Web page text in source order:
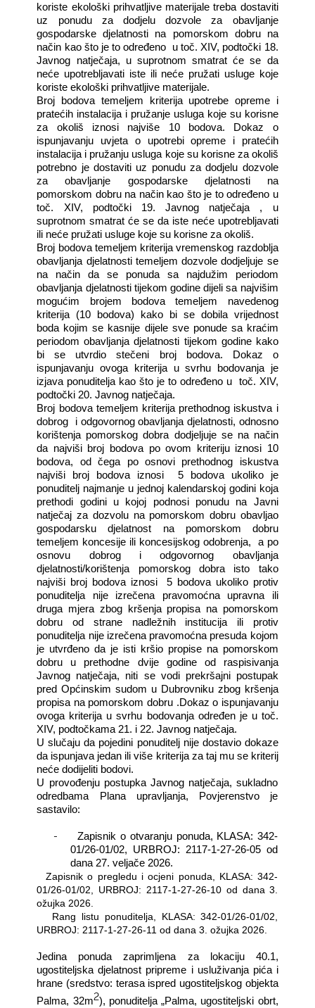
koriste ekološki prihvatljive materijale treba dostaviti
uz ponudu za dodjelu dozvole za obavljanje
gospodarske djelatnosti na pomorskom dobru na
način kao što je to određeno
u toč. XIV, podtočki 18.
Javnog natječaja, u suprotnom smatrat će se da
neće upotrebljavati iste ili neće pružati usluge koje
koriste ekološki prihvatljive materijale.
Broj bodova temeljem kriterija upotrebe opreme i
pratećih instalacija i pružanje usluga koje su korisne
za okoliš iznosi najviše 10 bodova. Dokaz o
ispunjavanju uvjeta o upotrebi opreme i pratećih
instalacija i pružanju usluga koje su korisne za okoliš
potrebno je dostaviti uz ponudu za dodjelu dozvole
za obavljanje gospodarske djelatnosti na
pomorskom dobru na način kao što je to određeno u
toč. XIV, podtočki 19. Javnog natječaja , u
suprotnom smatrat će se da iste neće upotrebljavati
ili neće pružati usluge koje su korisne za okoliš.
Broj bodova temeljem kriterija vremenskog razdoblja
obavljanja djelatnosti temeljem dozvole dodjeljuje se
na način da se ponuda sa najdužim periodom
obavljanja djelatnosti tijekom godine dijeli sa najvišim
mogućim brojem bodova temeljem navedenog
kriterija (10 bodova) kako bi se dobila vrijednost
boda kojim se kasnije dijele sve ponude sa kraćim
periodom obavljanja djelatnosti tijekom godine kako
bi se utvrdio stečeni broj bodova. Dokaz o
ispunjavanju ovoga kriterija u svrhu bodovanja je
izjava ponuditelja kao što je to određeno u
toč. XIV,
podtočki 20. Javnog natječaja.
Broj bodova temeljem kriterija prethodnog iskustva i
dobrog
i odgovornog obavljanja djelatnosti, odnosno
korištenja pomorskog dobra dodjeljuje se na način
da najviši broj bodova po ovom kriteriju iznosi 10
bodova, od čega po osnovi prethodnog iskustva
najviši broj bodova iznosi
5 bodova ukoliko je
ponuditelj najmanje u jednoj kalendarskoj godini koja
prethodi godini u kojoj podnosi ponudu na Javni
natječaj za dozvolu na pomorskom dobru obavljao
gospodarsku djelatnost na pomorskom dobru
temeljem koncesije ili koncesijskog odobrenja,
a po
osnovu dobrog i odgovornog obavljanja
djelatnosti/korištenja pomorskog dobra isto tako
najviši broj bodova iznosi
5 bodova ukoliko protiv
ponuditelja nije izrečena pravomoćna upravna ili
druga mjera zbog kršenja propisa na pomorskom
dobru od strane nadležnih institucija ili protiv
ponuditelja nije izrečena pravomoćna presuda kojom
je utvrđeno da je isti kršio propise na pomorskom
dobru u prethodne dvije godine od raspisivanja
Javnog natječaja, niti se vodi prekršajni postupak
pred Općinskim sudom u Dubrovniku zbog kršenja
propisa na pomorskom dobru .Dokaz o ispunjavanju
ovoga kriterija u svrhu bodovanja određen je u toč.
XIV, podtočkama 21. i 22. Javnog natječaja.
U slučaju da pojedini ponuditelj nije dostavio dokaze
da ispunjava jedan ili više kriterija za taj mu se kriterij
neće dodijeliti bodovi.
U provođenju postupka Javnog natječaja, sukladno
odredbama Plana upravljanja, Povjerenstvo je
sastavilo:
-
Zapisnik o otvaranju ponuda, KLASA: 342-
01/26-01/02, URBROJ: 2117-1-27-26-05 od
dana 27. veljače 2026.
Zapisnik o pregledu i ocjeni ponuda, KLASA: 342-
01/26-01/02, URBROJ: 2117-1-27-26-10 od dana 3.
ožujka 2026.
Rang listu ponuditelja, KLASA: 342-01/26-01/02,
URBROJ: 2117-1-27-26-11 od dana 3. ožujka 2026.
Jedina ponuda zaprimljena za lokaciju 40.1,
ugostiteljska djelatnost pripreme i usluživanja pića i
hrane (sredstvo: terasa ispred ugostiteljskog objekta
Palma, 32m2), ponuditelja „Palma, ugostiteljski obrt,